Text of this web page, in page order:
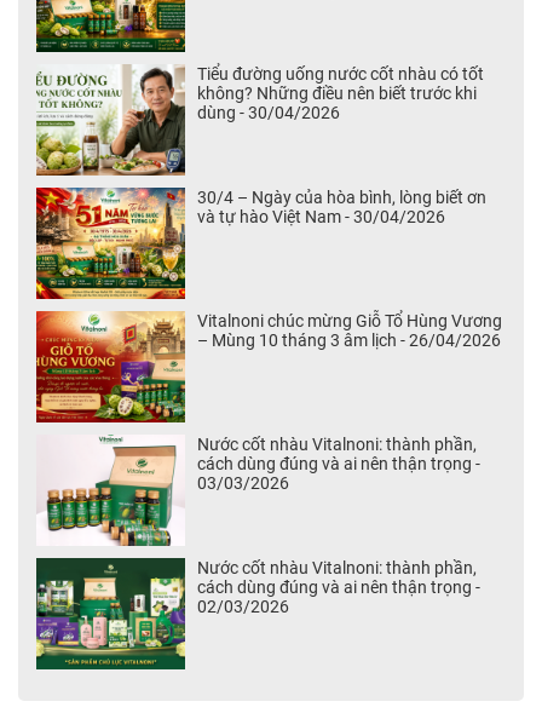
Tiểu đường uống nước cốt nhàu có tốt
không? Những điều nên biết trước khi
dùng - 30/04/2026
30/4 – Ngày của hòa bình, lòng biết ơn
và tự hào Việt Nam - 30/04/2026
Vitalnoni chúc mừng Giỗ Tổ Hùng Vương
– Mùng 10 tháng 3 âm lịch - 26/04/2026
Nước cốt nhàu Vitalnoni: thành phần,
cách dùng đúng và ai nên thận trọng -
03/03/2026
Nước cốt nhàu Vitalnoni: thành phần,
cách dùng đúng và ai nên thận trọng -
02/03/2026